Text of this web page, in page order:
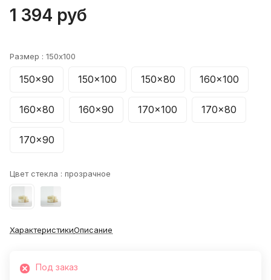
1 394 руб
Размер : 150x100
150x90 150x100 150x80 160x100
160x80 160x90 170x100 170x80
170x90
Цвет стекла : прозрачное
ХарактеристикиОписание
Под заказ